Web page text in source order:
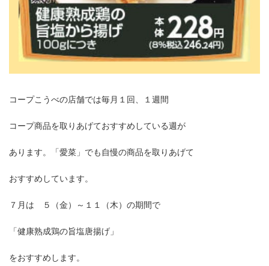
コープこうべの店舗では毎月１回、１週間
コープ商品を取りあげておすすめしている週が
あります。「愛菜」でも自慢の商品を取りあげて
おすすめしています。
７月は ５（金）～１１（木）の期間で
「健康熟成鶏の旨塩唐揚げ」
をおすすめします。